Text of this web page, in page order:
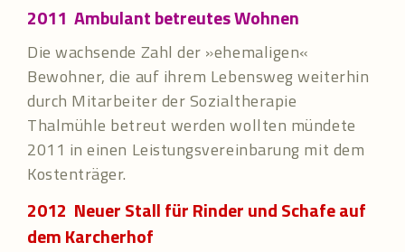
2011 Ambulant betreutes Wohnen
Die wachsende Zahl der »ehemaligen«
Bewohner, die auf ihrem Lebensweg weiterhin
durch Mitarbeiter der Sozialtherapie
Thalmühle betreut werden wollten mündete
2011 in einen Leistungsvereinbarung mit dem
Kostenträger.
2012 Neuer Stall für Rinder und Schafe auf
dem Karcherhof